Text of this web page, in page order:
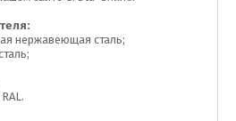
нержавеющая сталь;